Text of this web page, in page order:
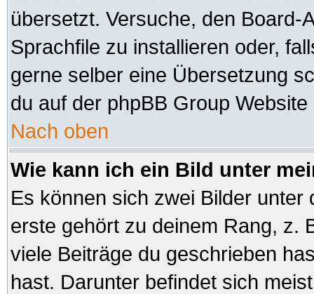
übersetzt. Versuche, den
Sprachfile zu installieren oder,
gerne selber eine Übersetzung
du auf der phpBB Group
Nach oben
Wie kann ich ein Bild unter
Es können sich zwei Bilder
erste gehört zu deinem Rang, z.
viele Beiträge du geschrieben
hast. Darunter befindet sich